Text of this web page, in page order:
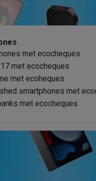
met ecocheques
met ecocheques
met ecoheques
smartphones met
met ecocheques